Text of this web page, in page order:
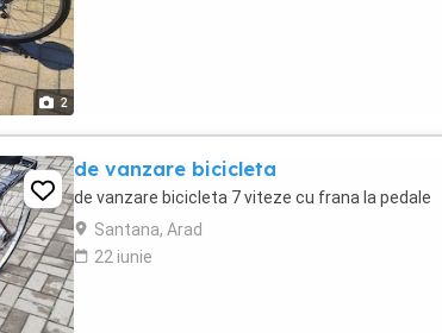
2
de vanzare bicicleta
de vanzare bicicleta 7 viteze cu frana la pedale
Santana, Arad
22 iunie